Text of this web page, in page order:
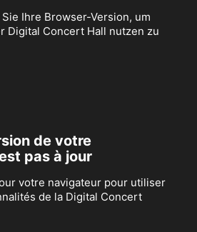
Ihre Browser-Version, um
Digital Concert Hall nutzen zu
de votre
pas à jour
votre navigateur pour utiliser
de la Digital Concert